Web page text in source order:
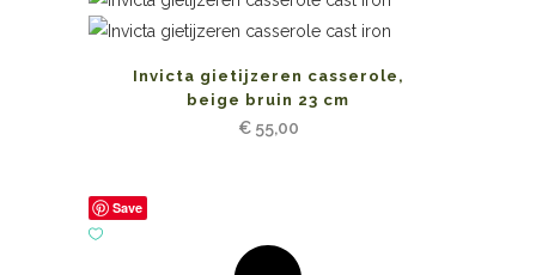
Invicta gietijzeren casserole,
beige bruin 23 cm
€55,00
Save